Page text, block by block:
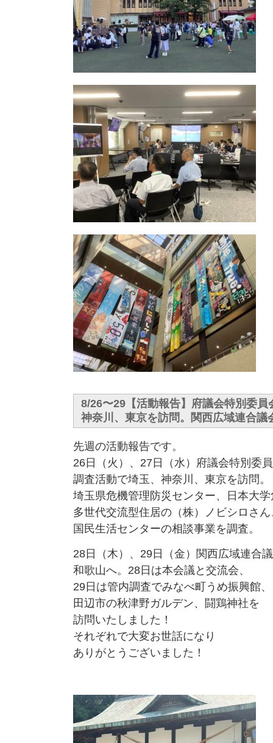
8/26〜29【活動報告】府議会特別委員
神奈川、東京を訪問。関西広域連合議
先週の活動報告です。
26日（火）、27日（水）府議会特別委
調査活動で埼玉、神奈川、東京を訪問。
埼玉県危機管理防災センター、日本大
多世代交流型住居の（株）ノビシロさん
国民生活センターの相談事業を調査。
28日（木）、29日（金）関西広域連合
和歌山へ。28日は本会議と交流会、
29日は管内調査でみなべ町うめ振興館、
田辺市の秋津野ガルデン、闘鶏神社を
訪問いたしました！
それぞれで大変お世話になり
ありがとうございました！